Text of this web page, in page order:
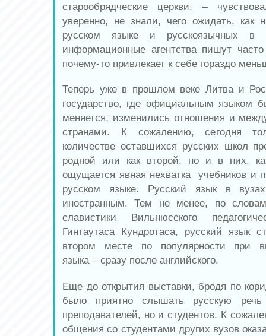
старообрядческие церкви, –
уверенно, не знали, чего ожидать, как
русском языке и русскоязычных в
информационные агентства пишут
почему-то привлекает к себе гораздо
Теперь уже в прошлом веке Литва и
государство, где официальным языком
меняется, изменились отношения и
странами. К сожалению, сегодня
количестве оставшихся русских школ
родной или как второй, но и в них,
ощущается явная нехватка учебников и
русском языке. Русский язык в
иностранным. Тем не менее, по словам
славистики Вильнюсского
Гинтаутаса Кундротаса, русский язык
втором месте по популярности при
языка – сразу после английского.
Еще до открытия выставки, бродя по
было приятно слышать русскую
преподавателей, но и студентов. К
общения со студентами других вузов